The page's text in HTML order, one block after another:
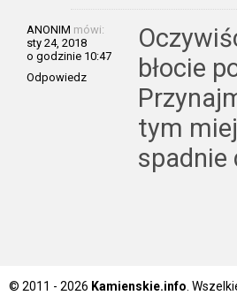
ANONIM mówi:
sty 24, 2018
o godzinie 10:47
Odpowiedz
błocie
tym
spadnie
© 2011 - 2026 Kamienskie.info.